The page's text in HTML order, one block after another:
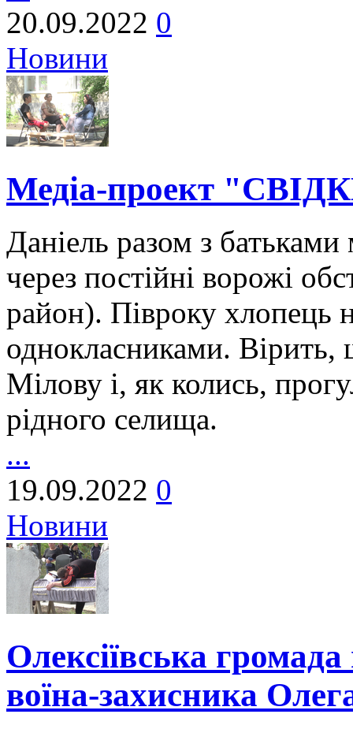
20.09.2022 0
Новини
Медіа-проект
Даніель разом з
через постійні ворожі
район). Півроку хлопець
однокласниками. Вірить,
Мілову і, як колись,
рідного селища.
...
19.09.2022 0
Новини
Олексіївська
воїна-захисника